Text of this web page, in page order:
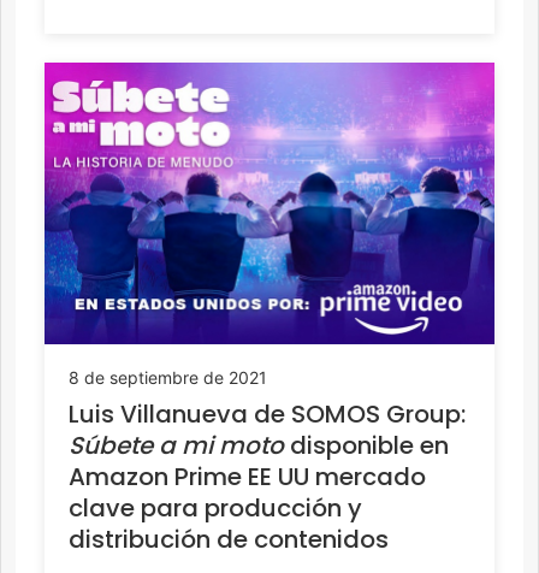
8 de septiembre de 2021
Luis Villanueva de SOMOS Group:
Súbete a mi motodisponible en
Amazon Prime EE UU mercado
clave para producción y
distribución de contenidos